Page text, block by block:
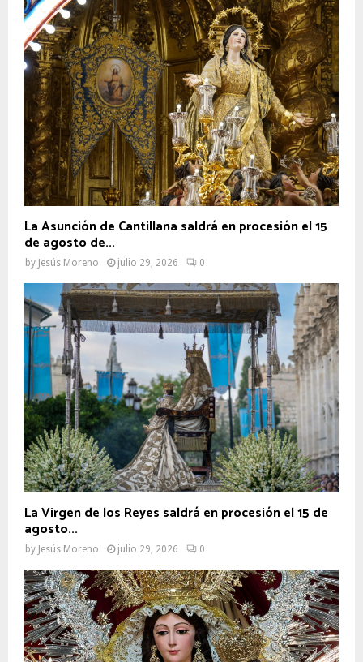
La Asunción de Cantillana saldrá en procesión el 15
de agosto de...
by Jesús Moreno julio 29, 2026 0
La Virgen de los Reyes saldrá en procesión el 15 de
agosto...
by Jesús Moreno julio 29, 2026 0